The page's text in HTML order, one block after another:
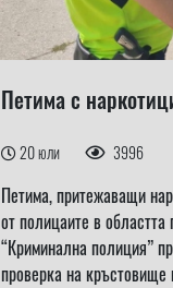
Петима с
20 юли 3996
Петима, притежаващи
от полицаите в областта
“Криминална полиция”
проверка на